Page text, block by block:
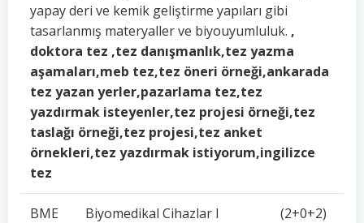
yapay deri ve kemik geliştirme yapıları gibi
tasarlanmış materyaller ve biyouyumluluk. ,
doktora tez ,tez danışmanlık,tez yazma
aşamaları,meb tez,tez öneri örneği,ankarada
tez yazan yerler,pazarlama tez,tez
yazdırmak isteyenler,tez projesi örneği,tez
taslağı örneği,tez projesi,tez anket
örnekleri,tez yazdırmak istiyorum,ingilizce
tez
BME
Biyomedikal Cihazlar I
(2+0+2)